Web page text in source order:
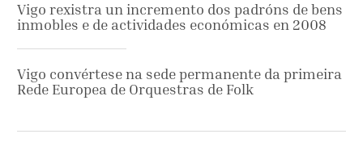
Vigo rexistra un incremento dos padróns de bens
inmobles e de actividades económicas en 2008
Vigo convértese na sede permanente da primeira
Rede Europea de Orquestras de Folk